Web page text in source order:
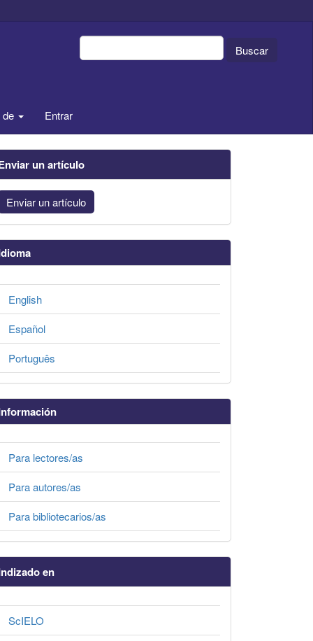
Buscar
Entrar
un artículo
Enviar un artículo
English
Español
Português
Para lectores/as
Para autores/as
Para bibliotecarios/as
en
ScIELO